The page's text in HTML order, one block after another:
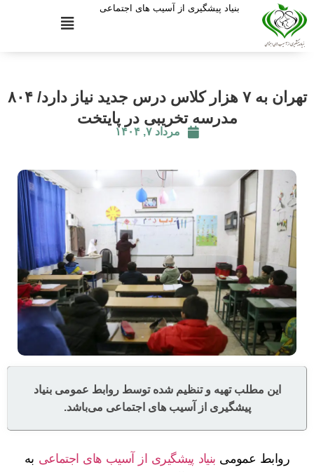
بنیاد پیشگیری از آسیب های اجتماعی
تهران به ۷ هزار کلاس درس جدید نیاز دارد/ ۸۰۴
مدرسه تخریبی در پایتخت
مرداد ۷, ۱۴۰۴
این مطلب تهیه و تنظیم شده توسط روابط عمومی بنیاد
پیشگیری از آسیب های اجتماعی می‌باشد.
روابط عمومی بنیاد پیشگیری از آسیب های اجتماعی به